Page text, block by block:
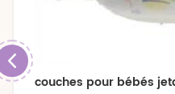
couches pour bébés